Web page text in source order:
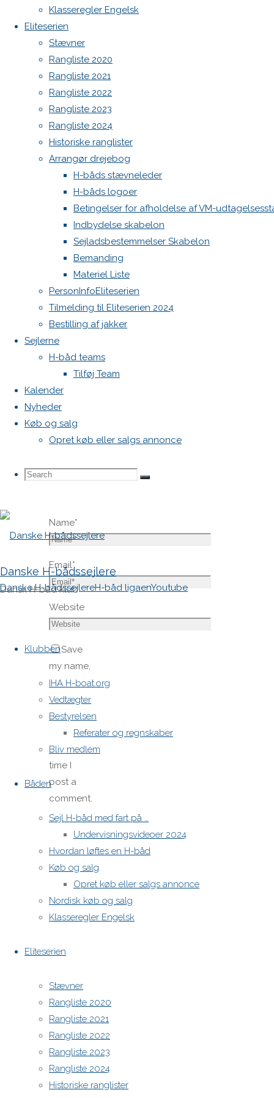
Klasseregler Engelsk
Eliteserien
Stævner
Rangliste 2020
Rangliste 2021
Rangliste 2022
Rangliste 2023
Rangliste 2024
Historiske ranglister
Arrangør drejebog
H-båds stævneleder
H-båds logoer
Betingelser for afholdelse af VM-
Indbydelse skabelon
Sejladsbestemmelser Skabelon
Bemanding
Materiel Liste
PersonInfoEliteserien
Tilmelding til Eliteserien 2024
Bestilling af jakker
Sejlerne
H-båd teams
Tilføj Team
Kalender
Nyheder
Køb og salg
Opret køb eller salgs annonce
Search
Search
Search
Danske H-bådssejlere
Dansk H-båd klub
Danske H-bådssejlereH-båd ligaenYoutube
Klubben
IHA H-boat.org
Vedtægter
Bestyrelsen
Referater og regnskaber
Bliv medlem
Båden
Sejl H-båd med fart på …
Undervisningsvideoer 2024
Hvordan løftes en H-båd
Køb og salg
Opret køb eller salgs annonce
Nordisk køb og salg
Klasseregler Engelsk
Eliteserien
Stævner
Rangliste 2020
Rangliste 2021
Rangliste 2022
Rangliste 2023
Rangliste 2024
Historiske ranglister
Previous
image
Next
image
Skriv
et
svar
Din e-
mailadresse
vil ikke
blive
publiceret.
Krævede
felter er
markeret
med
Comment
Name*
Email*
Website
Save
my name,
email,
and site
URL in my
browser
for next
time I
post a
comment.
H-båds kalenderen i Europa
WordPress.org
Powered by